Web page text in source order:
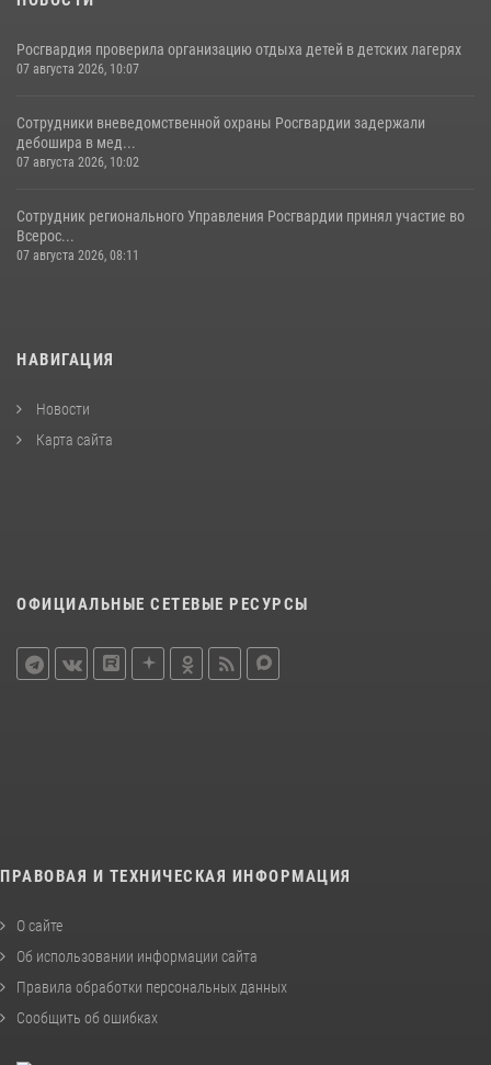
Росгвардия проверила организацию отдыха детей в детских лагерях
07 августа 2026, 10:07
Сотрудники вневедомственной охраны Росгвардии задержали
дебошира в мед...
07 августа 2026, 10:02
Сотрудник регионального Управления Росгвардии принял участие во
Всерос...
07 августа 2026, 08:11
НАВИГАЦИЯ
Новости
Карта сайта
ОФИЦИАЛЬНЫЕ СЕТЕВЫЕ РЕСУРСЫ
ПРАВОВАЯ И ТЕХНИЧЕСКАЯ ИНФОРМАЦИЯ
О сайте
Об использовании информации сайта
Правила обработки персональных данных
Сообщить об ошибках